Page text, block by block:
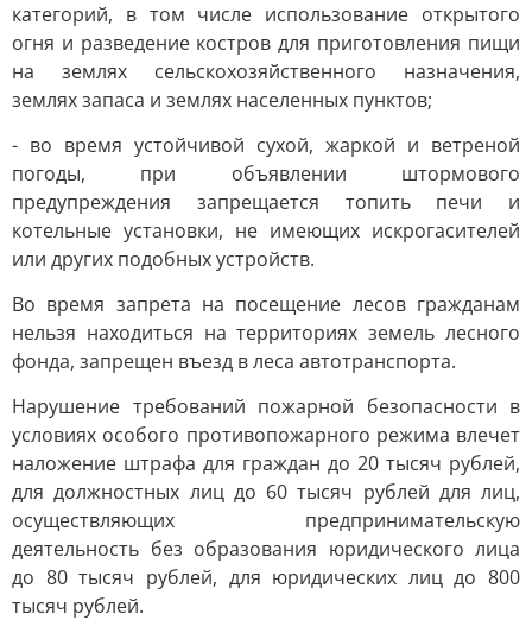
категорий, в том числе использование открытого
огня и разведение костров для приготовления пищи
на землях сельскохозяйственного назначения,
землях запаса и землях населенных пунктов;
- во время устойчивой сухой, жаркой и ветреной
погоды, при объявлении штормового
предупреждения запрещается топить печи и
котельные установки, не имеющих искрогасителей
или других подобных устройств.
Во время запрета на посещение лесов гражданам
нельзя находиться на территориях земель лесного
фонда, запрещен въезд в леса автотранспорта.
Нарушение требований пожарной безопасности в
условиях особого противопожарного режима влечет
наложение штрафа для граждан до 20 тысяч рублей,
для должностных лиц до 60 тысяч рублей для лиц,
осуществляющих предпринимательскую
деятельность без образования юридического лица
до 80 тысяч рублей, для юридических лиц до 800
тысяч рублей.